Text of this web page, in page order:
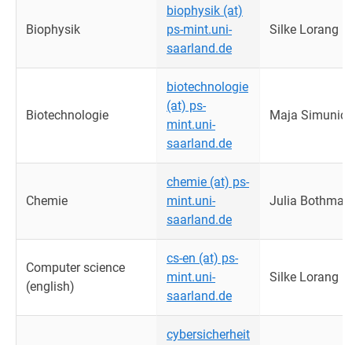
Biophysik
biophysik (at)
ps-mint.uni-
saarland.de
Silke Lorang
Biotechnologie
biotechnologie
(at) ps-
mint.uni-
saarland.de
Maja Simunic
Chemie
chemie (at) ps-
mint.uni-
saarland.de
Julia
Computer science
(english)
cs-en (at) ps-
mint.uni-
saarland.de
Silke Lorang
cybersicherheit